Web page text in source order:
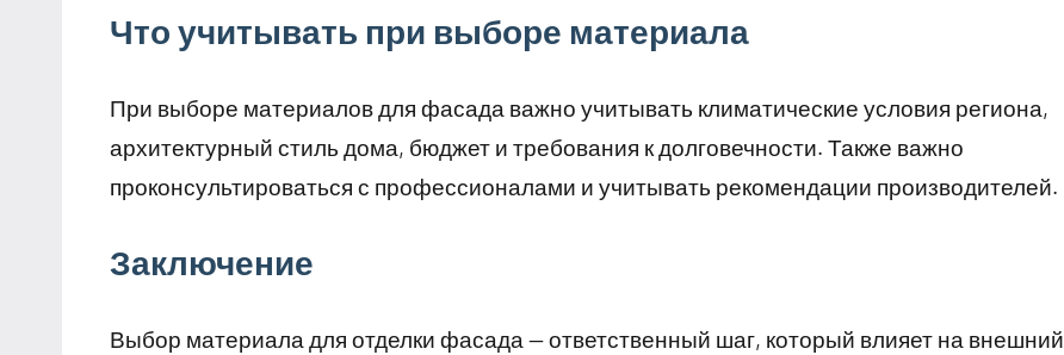
Что учитывать при выборе материала
При выборе материалов для фасада важно учитывать климатические условия региона,
архитектурный стиль дома, бюджет и требования к долговечности. Также важно
проконсультироваться с профессионалами и учитывать рекомендации производителей.
Заключение
Выбор материала для отделки фасада — ответственный шаг, который влияет на внешний